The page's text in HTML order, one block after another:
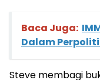
Baca Juga:
Dalam
Steve membagi